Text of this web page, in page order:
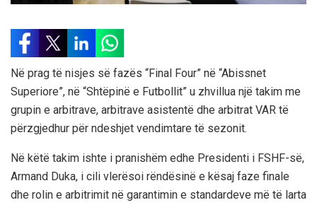
Në prag të nisjes së fazës “Final Four” në “Abissnet
Superiore”, në “Shtëpinë e Futbollit” u zhvillua një takim me
grupin e arbitrave, arbitrave asistentë dhe arbitrat VAR të
përzgjedhur për ndeshjet vendimtare të sezonit.
Në këtë takim ishte i pranishëm edhe Presidenti i FSHF-së,
Armand Duka, i cili vlerësoi rëndësinë e kësaj faze finale
dhe rolin e arbitrimit në garantimin e standardeve më të larta